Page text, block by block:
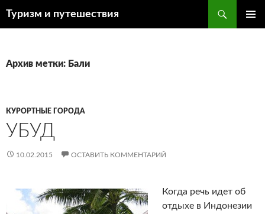
Туризм и путешествия
Архив метки: Бали
КУРОРТНЫЕ ГОРОДА
УБУД
10.02.2015 ОСТАВИТЬ КОММЕНТАРИЙ
Когда речь идет об
отдыхе в Индонезии